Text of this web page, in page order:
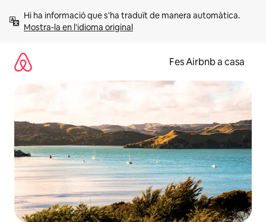
Mostra-la en l'idioma original
Fes Airbnb a casa